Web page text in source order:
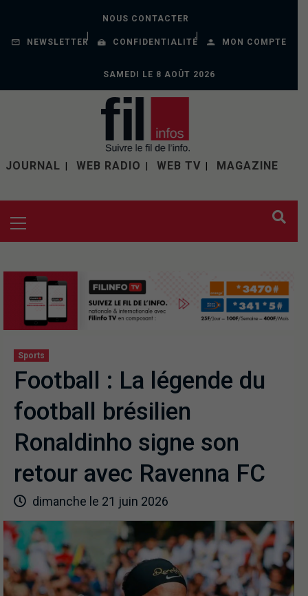
NOUS CONTACTER
NEWSLETTER CONFIDENTIALITÉ MON COMPTE
SAMEDI LE 8 AOÛT 2026
JOURNAL WEB RADIO WEB TV MAGAZINE
Sports
Football : La légende du
football brésilien
Ronaldinho signe son
retour avec Ravenna FC
dimanche le 21 juin 2026